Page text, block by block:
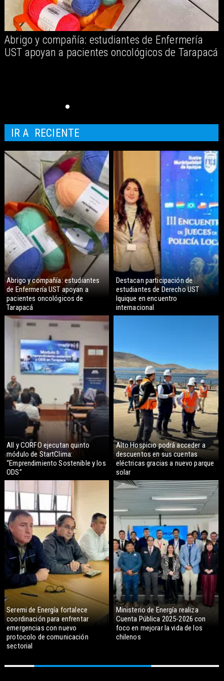
Abrigo y compañía: estudiantes de Enfermería
UST apoyan a pacientes oncológicos de Tarapacá
Abrigo y compañía: estudiantes
de Enfermería UST apoyan a
pacientes oncológicos de
Tarapacá
Destacan participación de
estudiantes de Derecho UST
Iquique en encuentro
internacional
AII y CORFO ejecutan quinto
módulo de StartClima:
“Emprendimiento Sostenible y los
ODS”
Alto Hospicio podrá acceder a
descuentos en sus cuentas
eléctricas gracias a nuevo parque
solar
Seremi de Energía fortalece
coordinación para enfrentar
emergencias con nuevo
protocolo de comunicación
sectorial
Ministerio de Energía realiza
Cuenta Pública 2025-2026 con
foco en mejorar la vida de los
chilenos
IR A RECIENTE